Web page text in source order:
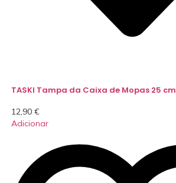
TASKI Tampa da Caixa de Mopas 25 cm
12,90 €
Adicionar